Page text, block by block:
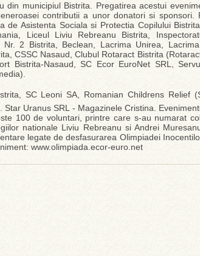
municipiul Bistrita. Pregatirea acestui
contributii a unor donatori si sponsori.
de Asistenta Sociala si Protectia Copilului Bistrita
Liceul Liviu Rebreanu Bistrita,
2 Bistrita, Beclean, Lacrima Unirea, Lacrima
CSSC Nasaud, Clubul Rotaract Bistrita
Bistrita-Nasaud, SC Ecor EuroNet SRL,
SC Leoni SA, Romanian Childrens Relief
Star Uranus SRL - Magazinele Cristina.
100 de voluntari, printre care s-au numarat
nationale Liviu Rebreanu si Andrei
legate de desfasurarea Olimpiadei
www.olimpiada.ecor-euro.net